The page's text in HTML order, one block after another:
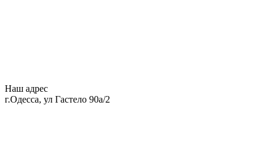
Наш адрес
г.Одесса, ул Гастело 90а/2